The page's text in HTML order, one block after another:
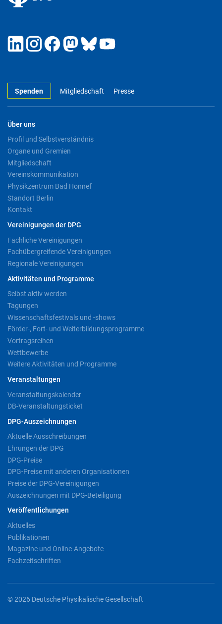
Spenden Mitgliedschaft Presse
Über uns
Profil und Selbstverständnis
Organe und Gremien
Mitgliedschaft
Vereinskommunikation
Physikzentrum Bad Honnef
Standort Berlin
Kontakt
Vereinigungen der DPG
Fachliche Vereinigungen
Fachübergreifende Vereinigungen
Regionale Vereinigungen
Aktivitäten und Programme
Selbst aktiv werden
Tagungen
Wissenschaftsfestivals und -shows
Förder-, Fort- und Weiterbildungsprogramme
Vortragsreihen
Wettbewerbe
Weitere Aktivitäten und Programme
Veranstaltungen
Veranstaltungskalender
DB-Veranstaltungsticket
DPG-Auszeichnungen
Aktuelle Ausschreibungen
Ehrungen der DPG
DPG-Preise
DPG-Preise mit anderen Organisationen
Preise der DPG-Vereinigungen
Auszeichnungen mit DPG-Beteiligung
Veröffentlichungen
Aktuelles
Publikationen
Magazine und Online-Angebote
Fachzeitschriften
© 2026 Deutsche Physikalische Gesellschaft